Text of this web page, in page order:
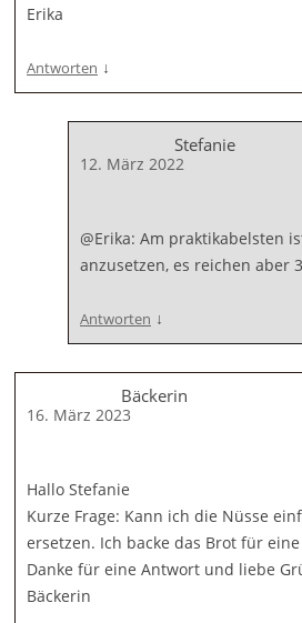
Erika
Antworten ↓
Stefanie
12. März 2022
@Erika: Am praktikabelsten
anzusetzen, es reichen aber
Antworten ↓
Bäckerin
16. März 2023
Hallo Stefanie
Kurze Frage: Kann ich die Nüsse
ersetzen. Ich backe das Brot für
Danke für eine Antwort und liebe
Bäckerin